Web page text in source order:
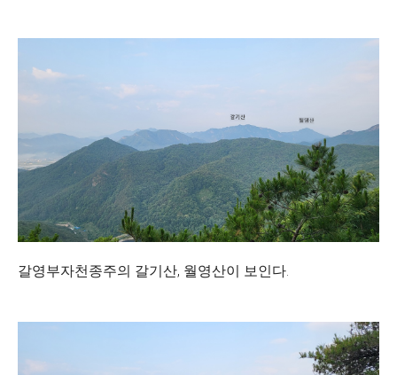
갈영부자천종주의 갈기산, 월영산이 보인다.